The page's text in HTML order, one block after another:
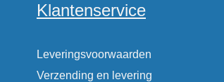
Klantenservice
Leveringsvoorwaarden
Verzending en levering